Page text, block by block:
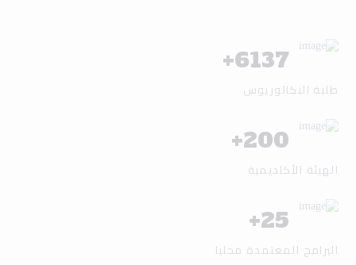
6137
+
طلبة البكالوريوس
200
+
الهيئة الأكاديمية
25
+
البرامج المعتمدة محليا